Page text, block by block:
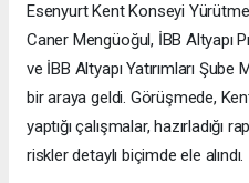
Esenyurt Kent Konseyi
Caner Mengüoğul, İBB Altyapı
ve İBB Altyapı Yatırımları Şube
bir araya geldi. Görüşmede,
yaptığı çalışmalar,
riskler detaylı biçimde ele alındı.